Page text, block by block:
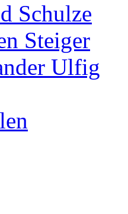
Schulze
Steiger
Ulfig